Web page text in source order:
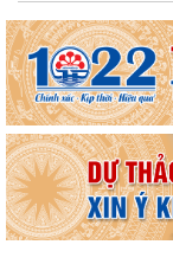
Xã Trường Tân triển
sức khỏe điện tử trên
Kỷ niệm 96 năm
(01/8/1930 - 01/8/
PHÁT HUY VAI TRÒ
THƯỢNG TÔN PHÁP